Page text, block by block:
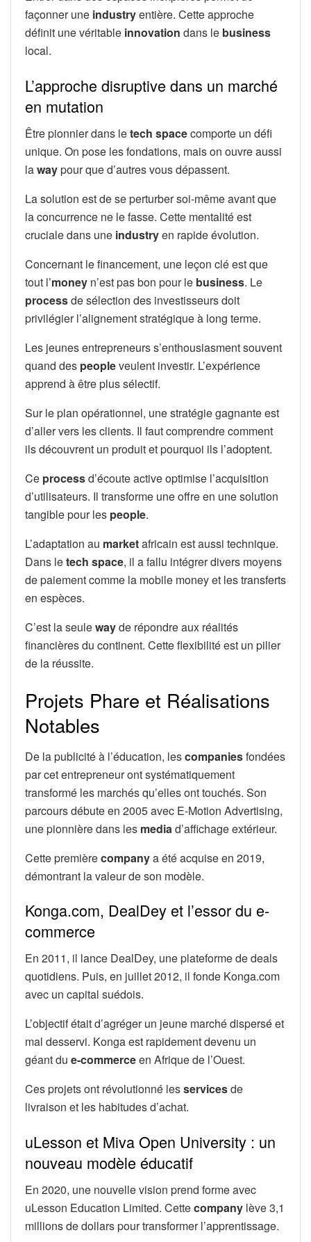
façonner une industryentière. Cette approche
définit une véritable innovation dans le business
local.
L’approche disruptive dans un marché
en mutation
Être pionnier dans letech spacecomporte un défi
unique. On pose les fondations, mais on ouvre aussi
lawaypour que d’autres vous dépassent.
La solution est de se perturber soi-même avant que
la concurrence ne le fasse. Cette mentalité est
cruciale dans une industryen rapide évolution.
Concernant le financement, une leçon clé est que
tout l’money n’est pas bon pour le business. Le
processde sélection des investisseurs doit
privilégier l’alignement stratégique à long terme.
Les jeunes entrepreneurs s’enthousiasment souvent
quand des peopleveulent investir. L’expérience
apprend à être plus sélectif.
Sur le plan opérationnel, une stratégie gagnante est
d’aller vers les clients. Il faut comprendre comment
ils découvrent un produit et pourquoi ils l’adoptent.
Ce processd’écoute active optimise l’acquisition
d’utilisateurs. Il transforme une offre en une solution
tangible pour les people.
L’adaptation au marketafricain est aussi technique.
Dans letech space, il a fallu intégrer divers moyens
de paiement comme la mobile money et les transferts
en espèces.
C’est la seulewayde répondre aux réalités
financières du continent. Cette flexibilité est un pilier
de la réussite.
Projets Phare et Réalisations
Notables
De la publicité à l’éducation, lescompaniesfondées
par cet entrepreneur ont systématiquement
transformé les marchés qu’elles ont touchés. Son
parcours débute en 2005 avec E-Motion Advertising,
une pionnière dans les mediad’affichage extérieur.
Cette premièrecompanya été acquise en 2019,
démontrant la valeur de son modèle.
Konga.com, DealDey et l’essor du e-
commerce
En 2011, il lance DealDey, une plateforme de deals
quotidiens. Puis, en juillet 2012, il fonde Konga.com
avec un capital suédois.
L’objectif était d’agréger un jeune marché dispersé et
mal desservi. Konga est rapidement devenu un
géant du e-commerceen Afrique de l’Ouest.
Ces projets ont révolutionné lesservicesde
livraison et les habitudes d’achat.
uLesson et Miva Open University : un
nouveau modèle éducatif
En 2020, une nouvelle vision prend forme avec
uLesson Education Limited. Cettecompany lève 3,1
millions de dollars pour transformer l’apprentissage.